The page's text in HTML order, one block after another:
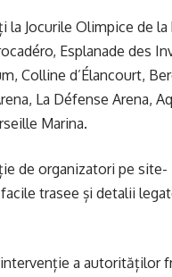
Jocurile Olimpice de la
Esplanade des
Colline d’Élancourt,
La Défense Arena,
Marina.
de organizatori pe site-
trasee și detalii
a autorităților